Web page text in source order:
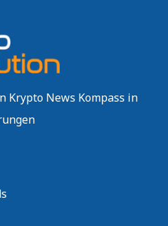
Krypto News Kompass in